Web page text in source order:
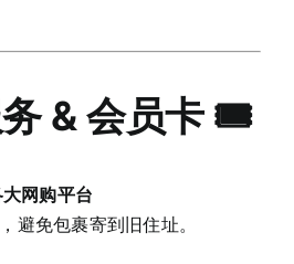
务 & 会员卡 🎟️
网购平台
避免包裹寄到旧住址。